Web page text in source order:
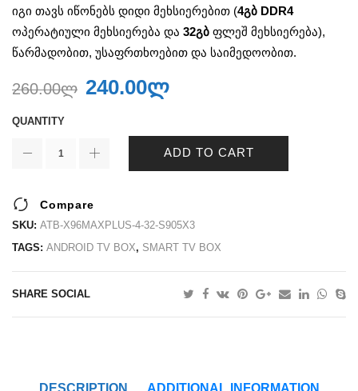
იგი თავს იწონებს დიდი მეხსიერებით (4გბ DDR4
ოპერატიული მეხსიერება და 32გბ ფლეშ მეხსიერება),
წარმადობით, უსაფრთხოებით და საიმედოობით.
260.00ლ 240.00ლ
QUANTITY
ADD TO CART
Compare
SKU: ATB-X96MAXPLUS-4-32-S905X3
TAGS: ANDROID TV BOX, SMART TV BOX
SHARE SOCIAL
DESCRIPTION ADDITIONAL INFORMATION